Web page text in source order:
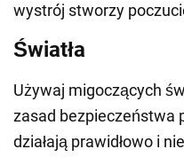
wystrój stworzy
Światła
Używaj migoczących
zasad bezpieczeństwa
działają prawidłowo i